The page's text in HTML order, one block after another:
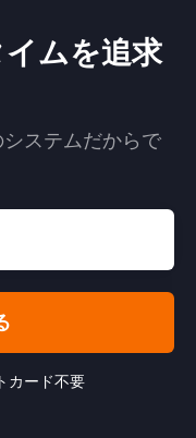
ムを追求
ステムだからで
カード不要